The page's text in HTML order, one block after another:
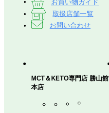
お買い物ガイド
取扱店舗一覧
お問い合わせ
MCT＆KETO専門店 勝山館
本店